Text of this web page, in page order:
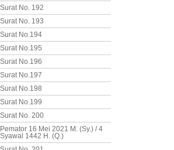
Surat No. 192
Surat No. 193
Surat No.194
Surat No.195
Surat No.196
Surat No.197
Surat No.198
Surat No.199
Surat No. 200
Pemator 16 Mei 2021 M. (Sy.) / 4
Syawal 1442 H. (Q.)